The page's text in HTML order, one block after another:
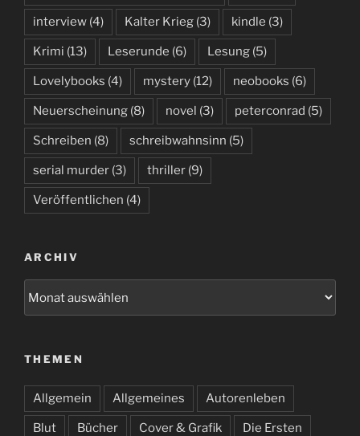
interview (4) Kalter Krieg (3) kindle (3)
Krimi (13) Leserunde (6) Lesung (5)
Lovelybooks (4) mystery (12) neobooks (6)
Neuerscheinung (8) novel (3) peterconrad (5)
Schreiben (8) schreibwahnsinn (5)
serial murder (3) thriller (9)
Veröffentlichen (4)
ARCHIV
THEMEN
Allgemein Allgemeines Autorenleben
Blut Bücher Cover & Grafik Die Ersten